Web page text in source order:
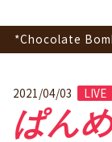
*Chocolate
2021/04/03 LIVE
ぱん